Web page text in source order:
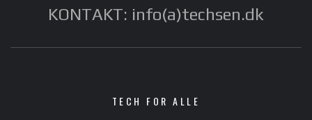
KONTAKT: info(a)techsen.dk
TECH FOR ALLE